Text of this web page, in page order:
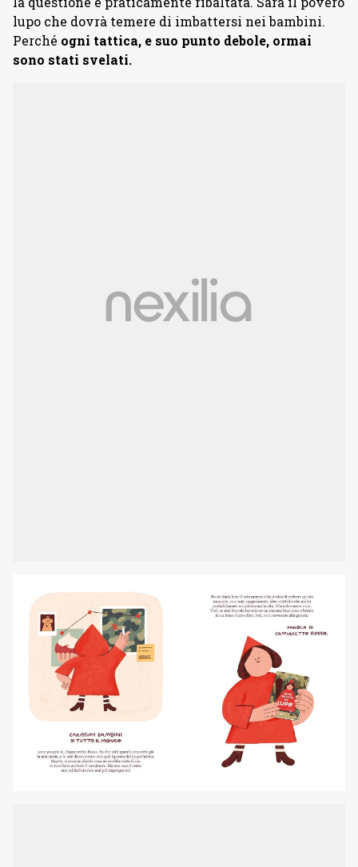
lupo che dovrà temere di imbattersi nei bambini.
Perché ogni tattica, e suo punto debole, ormai
sono stati svelati.